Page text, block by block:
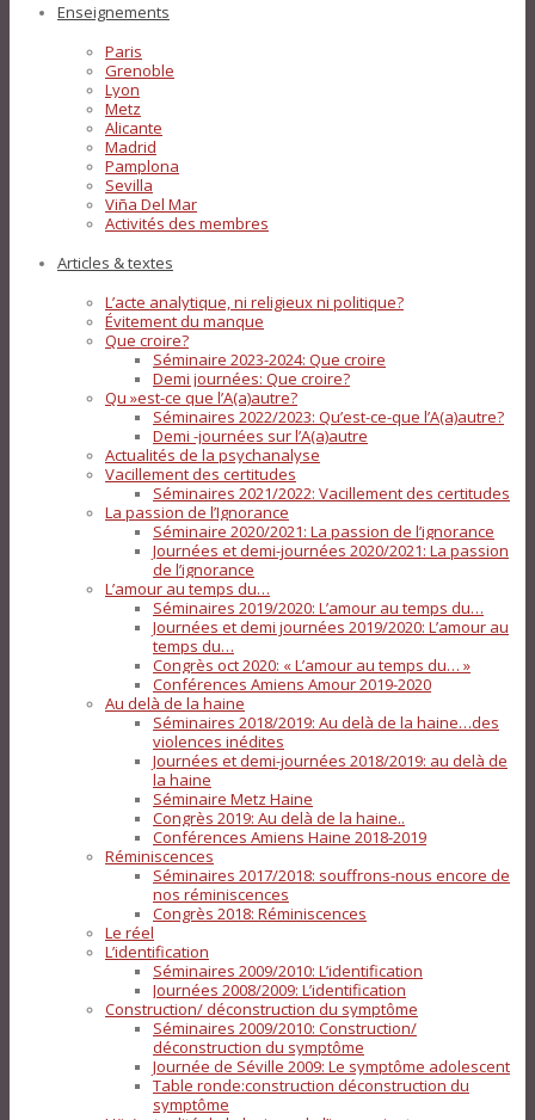
Enseignements
Paris
Grenoble
Lyon
Metz
Alicante
Madrid
Pamplona
Sevilla
Viña Del Mar
Activités des membres
Articles & textes
L’acte analytique, ni religieux ni politique?
Évitement du manque
Que croire?
Séminaire 2023-2024: Que croire
Demi journées: Que croire?
Qu »est-ce que l’A(a)autre?
Séminaires 2022/2023: Qu’est-ce-que l’A(a)autre?
Demi -journées sur l’A(a)autre
Actualités de la psychanalyse
Vacillement des certitudes
Séminaires 2021/2022: Vacillement des certitudes
La passion de l’Ignorance
Séminaire 2020/2021: La passion de l’ignorance
Journées et demi-journées 2020/2021: La passion
de l’ignorance
L’amour au temps du…
Séminaires 2019/2020: L’amour au temps du…
Journées et demi journées 2019/2020: L’amour au
temps du…
Congrès oct 2020: « L’amour au temps du… »
Conférences Amiens Amour 2019-2020
Au delà de la haine
Séminaires 2018/2019: Au delà de la haine…des
violences inédites
Journées et demi-journées 2018/2019: au delà de
la haine
Séminaire Metz Haine
Congrès 2019: Au delà de la haine..
Conférences Amiens Haine 2018-2019
Réminiscences
Séminaires 2017/2018: souffrons-nous encore de
nos réminiscences
Congrès 2018: Réminiscences
Le réel
L’identification
Séminaires 2009/2010: L’identification
Journées 2008/2009: L’identification
Construction/ déconstruction du symptôme
Séminaires 2009/2010: Construction/
déconstruction du symptôme
Journée de Séville 2009: Le symptôme adolescent
Table ronde:construction déconstruction du
symptôme